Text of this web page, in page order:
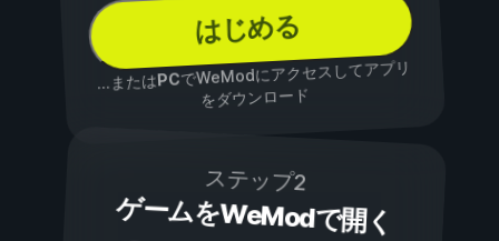
はじめる
...またはPCでWeModにアクセスしてアプリ
をダウンロード
ステップ2
ゲームをWeModで開く